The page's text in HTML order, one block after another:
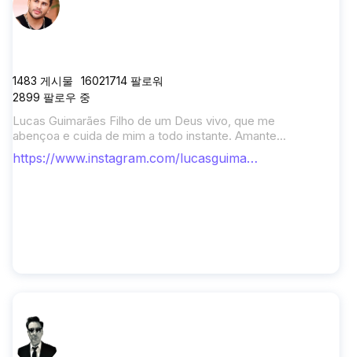
1483 게시물 16021714 팔로워
2899 팔로우 중
Lucas Guimarães Filho de um Deus vivo, que me
abençoa e cuida de mim a todo instante. Amante
da vida, das pessoas e do que faz. 🎙️♥️🌻
https://www.instagram.com/lucasguimar